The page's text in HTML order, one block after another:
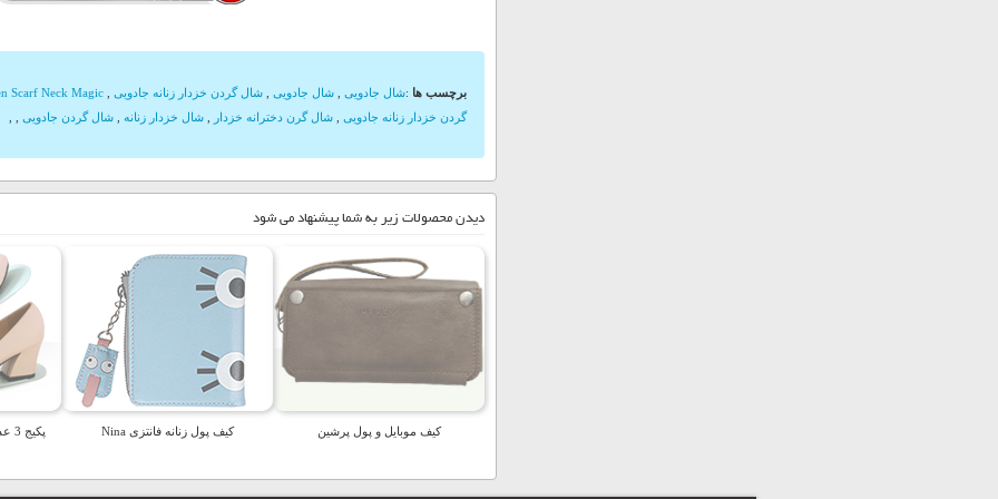
برچسب ها :شال جادویی شال جادویی شال گردن خزدار زنانه جادویی Scarf Neck Magic
گردن خزدار زنانه جادویی
شال گرن دخترانه خزدار شال خزدار زنانه شال گردن جادویی
دیدن محصولات زیر به شما پیشنهاد می شود
کیف موبایل و پول پرشین کیف پول زنانه فانتزی Nina پکیج 3 عددی نظم دهنده تاشو کفش